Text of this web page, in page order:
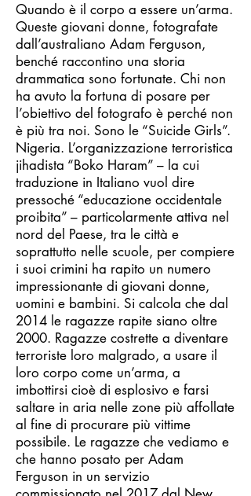
Quando è il corpo a essere un’arma.
Queste giovani donne, fotografate
dall’australiano Adam Ferguson,
benché raccontino una storia
drammatica sono fortunate. Chi non
ha avuto la fortuna di posare per
l’obiettivo del fotografo è perché non
è più tra noi. Sono le “Suicide Girls”.
Nigeria. L’organizzazione terroristica
jihadista “Boko Haram” – la cui
traduzione in Italiano vuol dire
pressoché “educazione occidentale
proibita” – particolarmente attiva nel
nord del Paese, tra le città e
soprattutto nelle scuole, per compiere
i suoi crimini ha rapito un numero
impressionante di giovani donne,
uomini e bambini. Si calcola che dal
2014 le ragazze rapite siano oltre
2000. Ragazze costrette a diventare
terroriste loro malgrado, a usare il
loro corpo come un’arma, a
imbottirsi cioè di esplosivo e farsi
saltare in aria nelle zone più affollate
al fine di procurare più vittime
possibile. Le ragazze che vediamo e
che hanno posato per Adam
Ferguson in un servizio